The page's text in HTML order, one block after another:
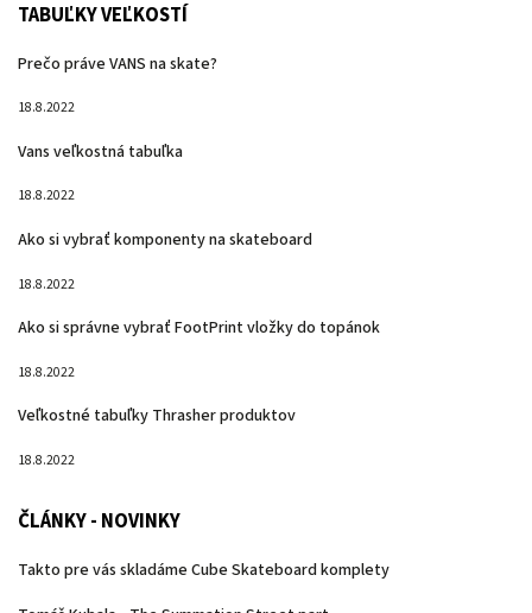
TABUĽKY VEĽKOSTÍ
Prečo práve VANS na skate?
18.8.2022
Vans veľkostná tabuľka
18.8.2022
Ako si vybrať komponenty na skateboard
18.8.2022
Ako si správne vybrať FootPrint vložky do topánok
18.8.2022
Veľkostné tabuľky Thrasher produktov
18.8.2022
ČLÁNKY - NOVINKY
Takto pre vás skladáme Cube Skateboard komplety